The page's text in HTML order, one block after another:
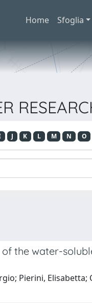
Home Sfoglia
J K L M N O
the water-
Pierini, Elisabetta;